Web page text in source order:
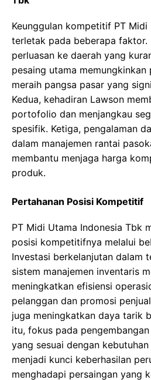
Keunggulan kompetitif PT
terletak pada beberapa faktor.
perluasan ke daerah yang
pesaing utama memungkinkan
meraih pangsa pasar yang
Kedua, kehadiran Lawson
portofolio dan menjangkau
spesifik. Ketiga, pengalaman
dalam manajemen rantai
membantu menjaga harga
produk.
Pertahanan Posisi Kompetitif
PT Midi Utama Indonesia Tbk
posisi kompetitifnya melalui
Investasi berkelanjutan dalam
sistem manajemen inventaris
meningkatkan efisiensi
pelanggan dan promosi
juga meningkatkan daya tarik
itu, fokus pada
yang sesuai dengan
menjadi kunci keberhasilan
menghadapi persaingan yang